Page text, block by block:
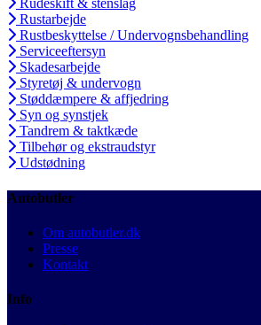
Rudeskift & stenslag
Rustarbejde
Rustbeskyttelse / Undervognsbehandling
Serviceeftersyn
Skadesarbejde
Styretøj & undervogn
Støddæmpere & affjedring
Syn og synstjek
Tandrem & taktkæde
Tilbehør og ekstraudstyr
Udstødning
Autobutler
Om autobutler.dk
Presse
Kontakt
Info